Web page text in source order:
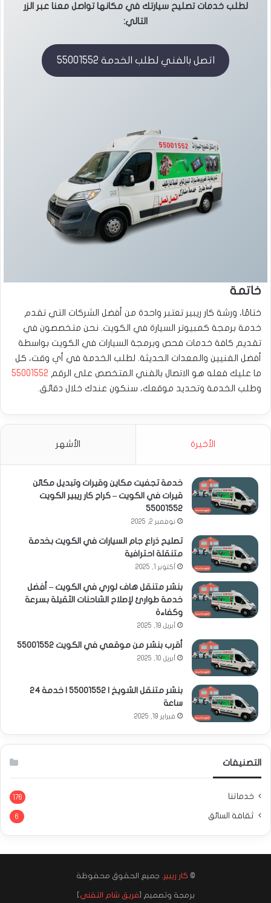
لطلب خدمات تصليح سيارتك في مكانها تواصل معنا عبر الزر
التالي:
اتصل بالفني لطلب الخدمة 55001552
خاتمة
ختامًا، ورشة كار ريبير تعتبر واحدة من أفضل الشركات التي تقدم
خدمة برمجة كمبيوتر السيارة في الكويت. نحن متخصصون في
تقديم كافة خدمات فحص وبرمجة السيارات في الكويت بواسطة
أفضل الفنيين والمعدات الحديثة. لطلب الخدمة في أي وقت، كل
ما عليك فعله هو الاتصال بالفني المتخصص على الرقم 55001552
وطلب الخدمة وتحديد موقعك، سنكون عندك خلال دقائق.
الأخيرة الأشهر
خدمة تجفيت مكاين وقيرات وتبديل مكائن
قيرات في الكويت – كراج كار ريبير الكويت
55001552
نوفمبر 2, 2025
تصليح ذراع جام السيارات في الكويت بخدمة
متنقلة احترافية
أكتوبر 1, 2025
بنشر متنقل هاف لوري في الكويت – أفضل
خدمة طوارئ لإصلاح الشاحنات الثقيلة بسرعة
وكفاءة
أبريل 19, 2025
أقرب بنشر من موقعي في الكويت 55001552
أبريل 10, 2025
بنشر متنقل الشويخ | 55001552 | خدمة 24
ساعة
فبراير 19, 2025
التصنيفات
خدماتنا 176
ثقافة السائق 6
© كار ريبير . جميع الحقوق محفوظة
برمجة وتصميم [فريق شام التقني]